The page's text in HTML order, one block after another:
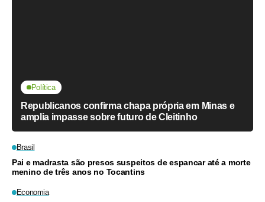
Política
Republicanos confirma chapa própria em Minas e
amplia impasse sobre futuro de Cleitinho
Brasil
Pai e madrasta são presos suspeitos de espancar até a morte
menino de três anos no Tocantins
Economia